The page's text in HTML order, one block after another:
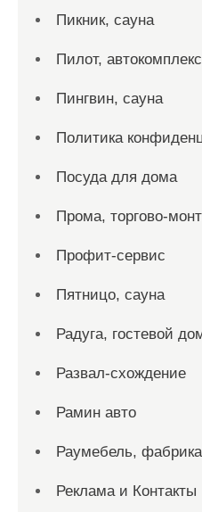
Пикник, сауна
Пилот, автокомплекс
Пингвин, сауна
Политика
Посуда для дома
Прома, торгово-
Профит-сервис
Пятницо, сауна
Радуга, гостевой
Развал-схождение
Рамин авто
Раумебель,
Реклама и Контакты